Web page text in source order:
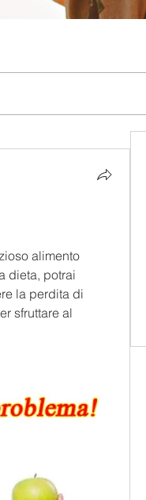
alimento
dieta, potrai
la perdita di
sfruttare al